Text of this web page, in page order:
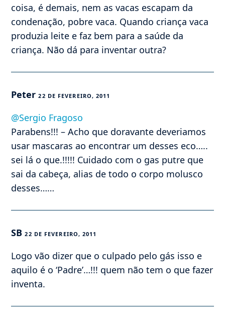
coisa, é demais, nem as vacas escapam da
condenação, pobre vaca. Quando criança vaca
produzia leite e faz bem para a saúde da
criança. Não dá para inventar outra?
Peter22 DE FEVEREIRO, 2011
@Sergio Fragoso
Parabens!!! – Acho que doravante deveriamos
usar mascaras ao encontrar um desses eco…..
sei lá o que.!!!!! Cuidado com o gas putre que
sai da cabeça, alias de todo o corpo molusco
desses……
SB22 DE FEVEREIRO, 2011
Logo vão dizer que o culpado pelo gás isso e
aquilo é o ‘Padre’…!!! quem não tem o que fazer
inventa.